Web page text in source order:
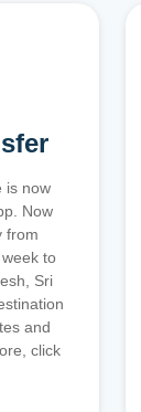
is now
Now
from
to
Sri
and
click